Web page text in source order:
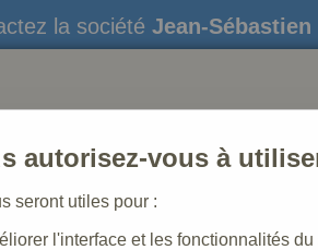
la société Jean-
autorisez-vous à
seront utiles pour :
l'interface et les fonctionnalités du